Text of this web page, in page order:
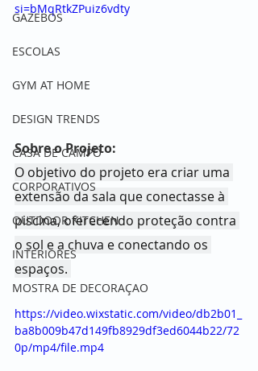
GAZEBOS
ESCOLAS
GYM AT HOME
DESIGN TRENDS
CASA DE CAMPO
CORPORATIVOS
OUTDOOR KITCHEN
INTERIORES
MOSTRA DE DECORAÇAO
si=bMqRtkZPuiz6vdty
Sobre o Projeto:
O objetivo do projeto era criar uma
extensão da sala que conectasse à
piscina, oferecendo proteção contra
o sol e a chuva e conectando os
espaços.
https://video.wixstatic.com/video/db2b01_
ba8b009b47d149fb8929df3ed6044b22/72
0p/mp4/file.mp4